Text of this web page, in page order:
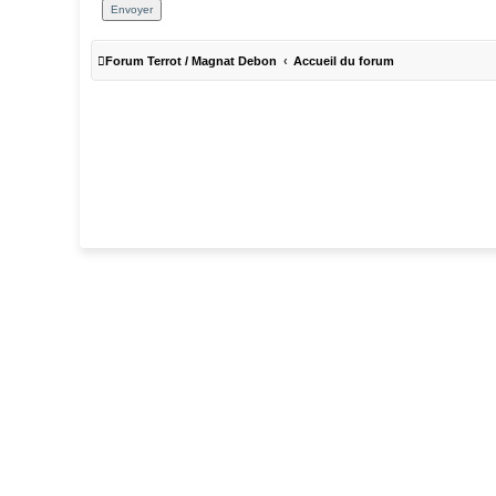
Forum Terrot / Magnat Debon Accueil du forum